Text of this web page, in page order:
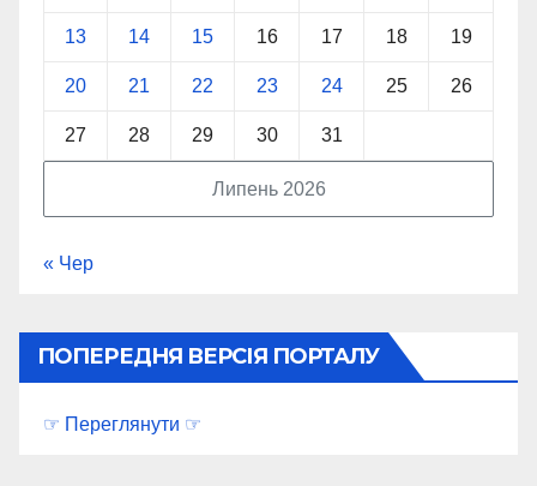
Липень 2026
13 14 15 16 17 18 19
20 21 22 23 24 25 26
27 28 29 30 31
« Чер
ПОПЕРЕДНЯ ВЕРСІЯ ПОРТАЛУ
☞ Переглянути ☞